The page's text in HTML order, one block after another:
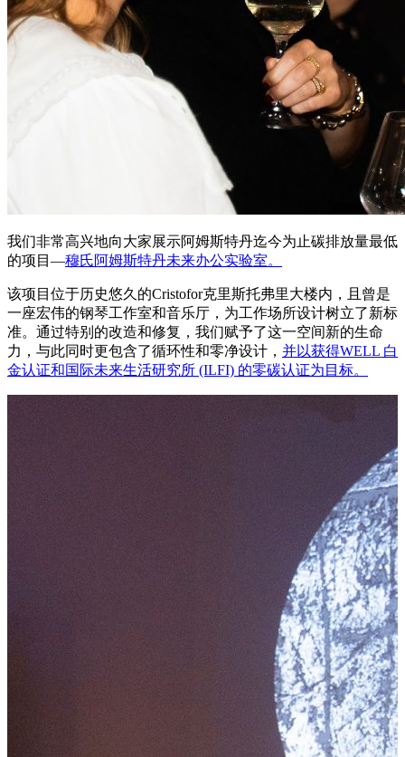
我们非常高兴地向大家展示阿姆斯特丹迄今为止碳排放量最低
的项目—穆氏阿姆斯特丹未来办公实验室。
该项目位于历史悠久的Cristofor克里斯托弗里大楼内，且曾是
一座宏伟的钢琴工作室和音乐厅，为工作场所设计树立了新标
准。通过特别的改造和修复，我们赋予了这一空间新的生命
力，与此同时更包含了循环性和零净设计， 并以获得WELL 白
金认证和国际未来生活研究所 (ILFI) 的零碳认证为目标。